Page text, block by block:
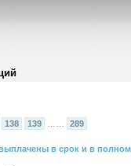
138 139 289
в срок и в